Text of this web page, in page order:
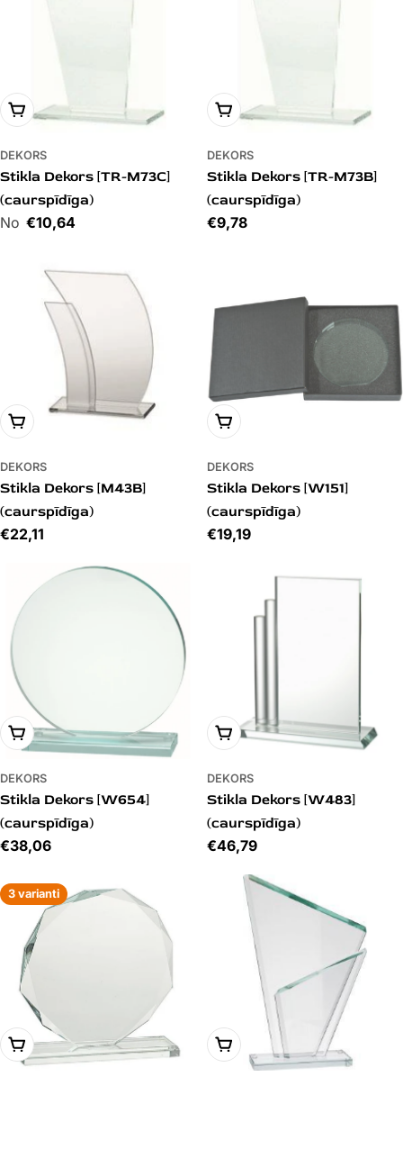
PIEVIENOT GROZAM
DEKORS
Stikla Dekors [TR-M73C]
(caurspīdīga)
Cena€10,64
PIEVIENOT GROZAM
DEKORS
Stikla Dekors [TR-M73B]
(caurspīdīga)
Cena
€9,78
PIEVIENOT GROZAM
DEKORS
Stikla Dekors [M43B]
(caurspīdīga)
Cena
€22,11
PIEVIENOT GROZAM
DEKORS
Stikla Dekors [W151]
(caurspīdīga)
Cena
€19,19
PIEVIENOT GROZAM
DEKORS
Stikla Dekors [W654]
(caurspīdīga)
Cena
€38,06
PIEVIENOT GROZAM
DEKORS
Stikla Dekors [W483]
(caurspīdīga)
Cena
€46,79
3 varianti
PIEVIENOT GROZAM PIEVIENOT GROZAM